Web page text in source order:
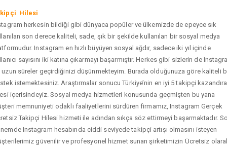
Hilesi
herkesin bildiği gibi dünyaca popüler ve ülkemizde de epeyce sık
son derece kaliteli, sade, şık bir şekilde kullanılan bir sosyal medya
Instagram en hızlı büyüyen sosyal ağdır, sadece iki yıl içinde
sayısını iki katına çıkarmayı başarmıştır. Herkes gibi sizlerin de
uzun süreler geçirdiğinizi düşünmekteyim. Burada olduğunuza göre kaliteli
istemektesiniz. Araştırmalar sonucu Türkiye’nin en iyi 5 takipçi
içerisindeyiz. Sosyal medya hizmetleri konusunda geçmişten bu yana
memnuniyeti odaklı faaliyetlerini sürdüren firmamız, Instagram Gerçek
Takipçi Hilesi hizmeti ile adından sıkça söz ettirmeyi başarmaktadır.
Instagram hesabında ciddi seviyede takipçi artışı olmasını isteyen
güvenilir ve profesyonel hizmet sunan şirketimizin Ücretsiz